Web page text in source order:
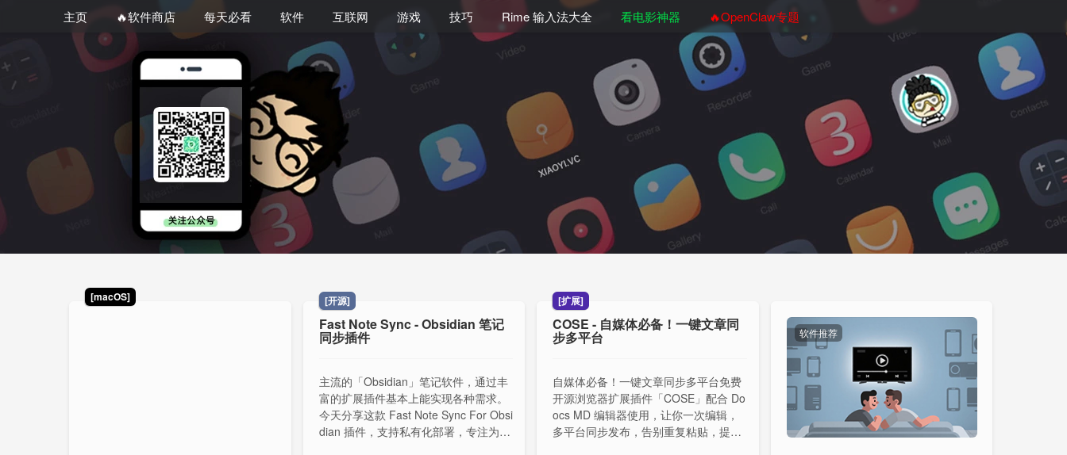
主页 🔥软件商店 每天必看 软件 互联网 游戏 技巧 Rime 输入法大全 看电影神器 🔥OpenClaw专题
[macOS] [开源]
Fast Note Sync - Obsidian 笔记
同步插件
主流的「Obsidian」笔记软件，通过丰
富的扩展插件基本上能实现各种需求。
今天分享这款 Fast Note Sync For Obsi
dian 插件，支持私有化部署，专注为 O
[扩展]
COSE - 自媒体必备！一键文章同
步多平台
自媒体必备！一键文章同步多平台免费
开源浏览器扩展插件「COSE」配合 Do
ocs MD 编辑器使用，让你一次编辑，
多平台同步发布，告别重复粘贴，提升
软件推荐